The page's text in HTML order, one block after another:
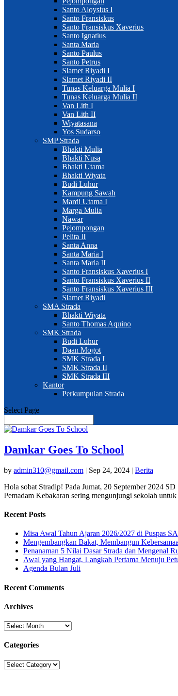
Santo Aloysius I
Santo Fransiskus
Santo Fransiskus Xaverius
Santo Ignatius
Santa Maria
Santo Paulus
Santo Petrus
Slamet Riyadi I
Slamet Riyadi II
Tunas Keluarga Mulia I
Tunas Keluarga Mulia II
Van Lith I
Van Lith II
Wiyatasana
Yos Sudarso
SMP Strada
Bhakti Mulia
Bhakti Nusa
Bhakti Utama
Bhakti Wiyata
Budi Luhur
Kampung Sawah
Mardi Utama I
Marga Mulia
Nawar
Pejompongan
Pelita II
Santa Anna
Santa Maria I
Santa Maria II
Santo Fransiskus Xaverius I
Santo Fransiskus Xaverius II
Santo Fransiskus Xaverius III
Slamet Riyadi
SMA Strada
Bhakti Wiyata
Santo Thomas Aquino
SMK Strada
Budi Luhur
Daan Mogot
SMK Strada I
SMK Strada II
SMK Strada III
Kantor
Perkumpulan Strada
Select Page
Damkar Goes To School
by admin310@gmail.com | Sep 24, 2024 | Berita
Hola sobat Stradip! Pada Jumat, 20 September 2024
Pemadam Kebakaran sering mengunjungi sekolah
Recent Posts
Misa Awal Tahun Ajaran 2026/2027 di Puspas
Mengembangkan Bakat, Membangun
Penanaman 5 Nilai Dasar Strada dan Mengenal
Awal yang Hangat, Langkah Pertama Menuju
Agenda Bulan Juli
Recent Comments
Archives
Archives
Categories
Categories